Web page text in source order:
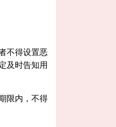
不得设置恶
及时告知用
限内，不得